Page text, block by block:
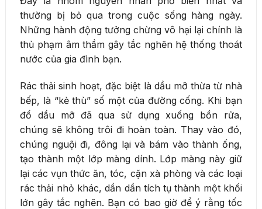
thường bị bỏ qua trong cuộc sống hàng ngày.
Những hành động tưởng chừng vô hại lại chính là
thủ phạm âm thầm gây tắc nghẽn hệ thống thoát
nước của gia đình bạn.
Rác thải sinh hoạt, đặc biệt là dầu mỡ thừa từ nhà
bếp, là “kẻ thù” số một của đường cống. Khi bạn
đổ dầu mỡ đã qua sử dụng xuống bồn rửa,
chúng sẽ không trôi đi hoàn toàn. Thay vào đó,
chúng nguội đi, đông lại và bám vào thành ống,
tạo thành một lớp màng dính. Lớp màng này giữ
lại các vụn thức ăn, tóc, cặn xà phòng và các loại
rác thải nhỏ khác, dần dần tích tụ thành một khối
lớn gây tắc nghẽn. Bạn có bao giờ để ý rằng tốc